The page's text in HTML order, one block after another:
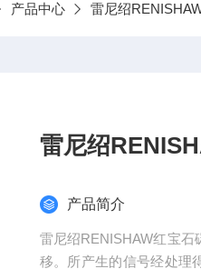
产品中心 雷尼绍
雷尼绍
产品简介
雷尼绍RENISHAW红宝石
移。所产生的信号经处理